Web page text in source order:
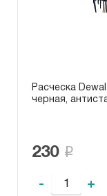
Расческа
черная,
230
- +